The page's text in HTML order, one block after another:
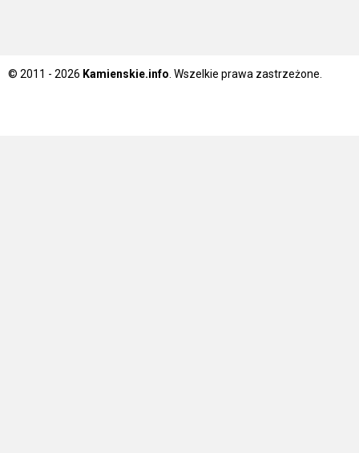
© 2011 - 2026 Kamienskie.info. Wszelkie prawa zastrzeżone.